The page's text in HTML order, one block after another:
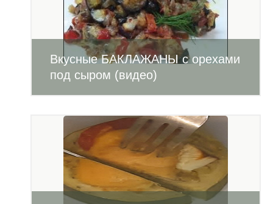
Вкусные БАКЛАЖАНЫ с орехами
под сыром (видео)